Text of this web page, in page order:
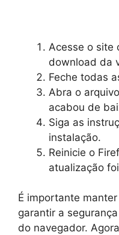
Acesse o site
download da
Feche todas
Abra o
acabou de
Siga as
instalação.
Reinicie o
atualização
É importante
garantir a
do navegador.